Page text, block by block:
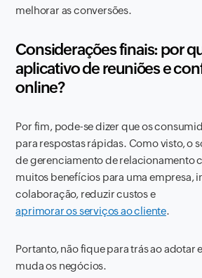
melhorar as conversões.
Considerações finais: por
aplicativo de reuniões e
online?
Por fim, pode-se dizer que os
para respostas rápidas. Como visto, o
de gerenciamento de relacionamento
muitos benefícios para uma empresa,
colaboração, reduzir custos e
aprimorar os serviços ao cliente.
Portanto, não fique para trás ao adotar
muda os negócios.